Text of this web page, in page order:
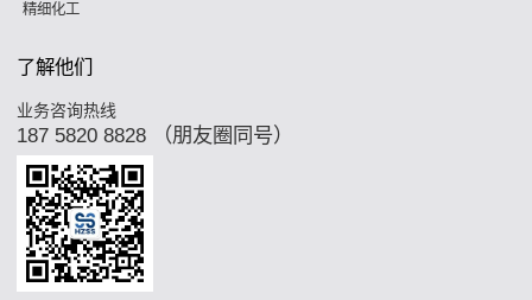
精细化工
了解他们
业务咨询热线
187 5820 8828 （朋友圈同号）